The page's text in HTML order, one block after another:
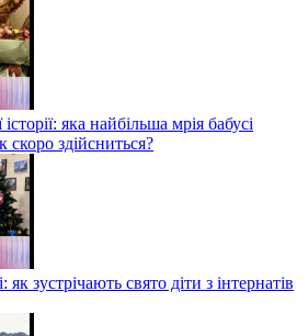
яка найбільша мрія бабусі
скоро здійсниться?
зустрічають свято діти з інтернатів